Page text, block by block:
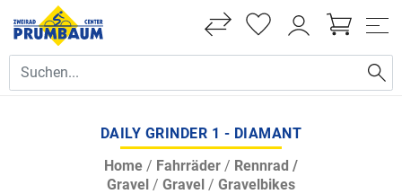
DAILY GRINDER 1 - DIAMANT
Home / Fahrräder / Rennrad /
Gravel / Gravel / Gravelbikes